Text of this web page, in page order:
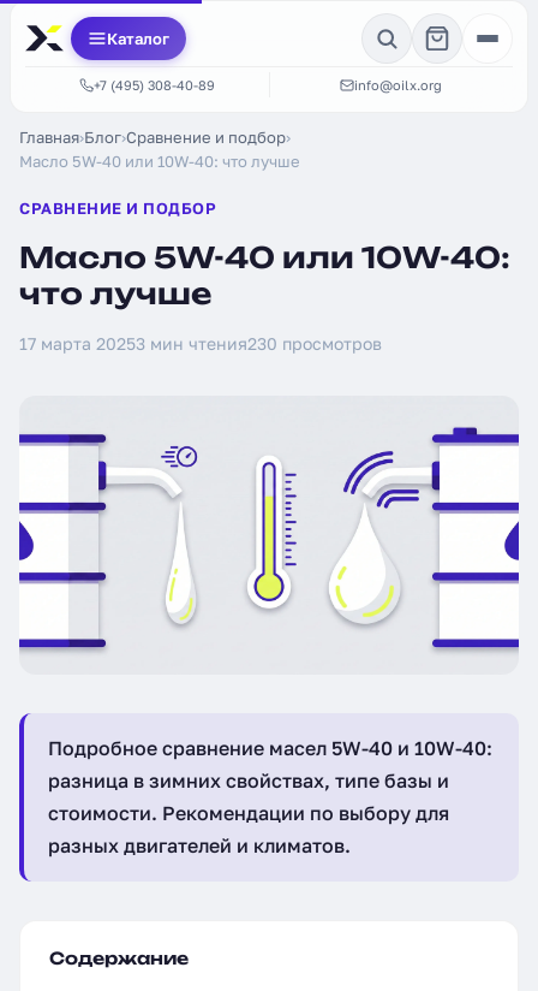
Каталог
+7 (495) 308-40-89 info@oilx.org
Главная›Блог›Сравнение и подбор›
Масло 5W-40 или 10W-40: что лучше
СРАВНЕНИЕ И ПОДБОР
Масло 5W-40 или 10W-40:
что лучше
17 марта 20253 мин чтения230 просмотров
Подробное сравнение масел 5W-40 и 10W-40:
разница в зимних свойствах, типе базы и
стоимости. Рекомендации по выбору для
разных двигателей и климатов.
Содержание